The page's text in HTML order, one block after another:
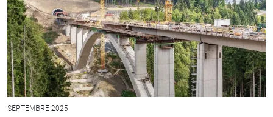
SEPTEMBRE 2025